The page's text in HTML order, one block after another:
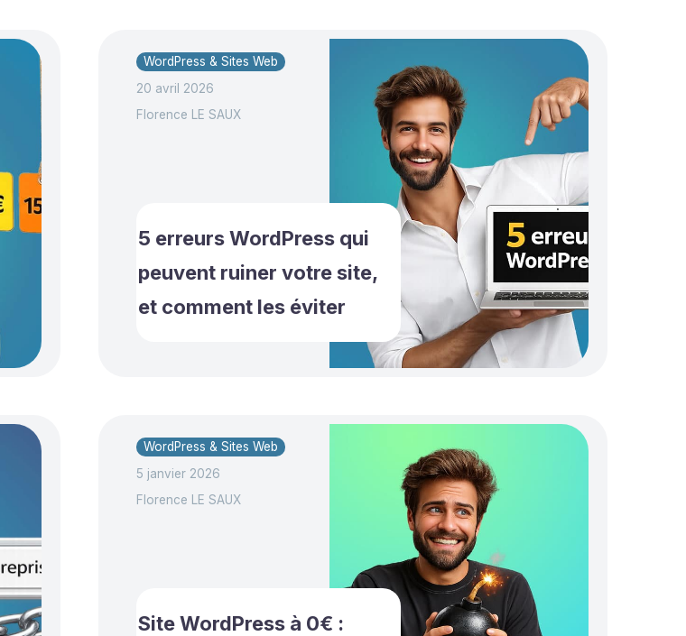
WordPress & Sites Web
20 avril 2026
Florence LE SAUX
5 erreurs WordPress qui
peuvent ruiner votre site,
et comment les éviter
WordPress & Sites Web
5 janvier 2026
Florence LE SAUX
Site WordPress à 0€ :